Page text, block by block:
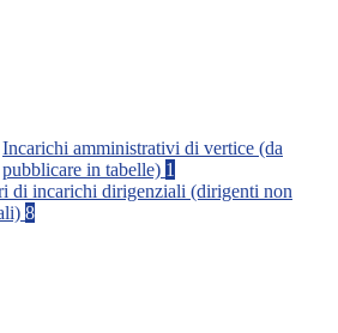
Incarichi amministrativi di vertice (da
pubblicare in tabelle) 1
di incarichi dirigenziali (dirigenti non
8